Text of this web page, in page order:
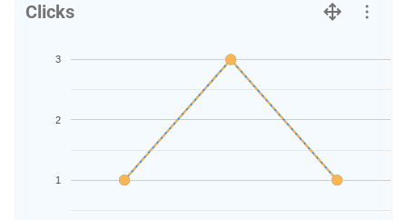
Clicks
1
2
3